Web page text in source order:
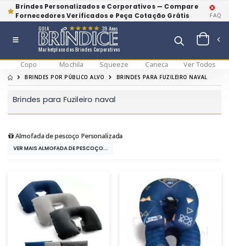
Brindes Personalizados e Corporativos — Compare
Fornecedores Verificados e Peça Cotação Grátis
FAQ
Marketplace dos Brindes Corporativos
GUIA 39 Anos
Copo Mochila Squeeze Caneca Ver Todos
BRINDES POR PÚBLICO ALVO BRINDES PARA FUZILEIRO NAVAL
Brindes para Fuzileiro naval
Almofada de pescoço Personalizada
VER MAIS ALMOFADA DE PESCOÇO...